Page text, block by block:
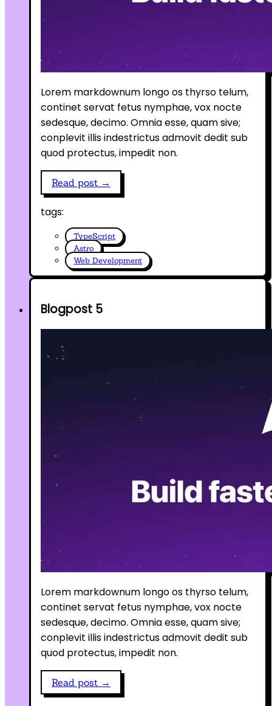
Lorem markdownum longo os thyrso telum,
continet servat fetus nymphae, vox nocte
sedesque, decimo. Omnia esse, quam sive;
conplevit illis indestrictus admovit dedit sub
quod protectus, impedit non.
Read post →
tags:
TypeScript
Astro
Web Development
Blogpost 5
Lorem markdownum longo os thyrso telum,
continet servat fetus nymphae, vox nocte
sedesque, decimo. Omnia esse, quam sive;
conplevit illis indestrictus admovit dedit sub
quod protectus, impedit non.
Read post →